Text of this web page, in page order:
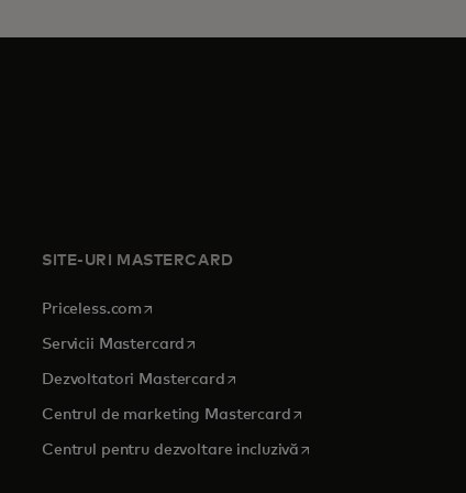
SITE-URI MASTERCARD
Priceless.com opens in a new tab
Servicii Mastercard opens in a new tab
Dezvoltatori Mastercardopens in a new tab
Centrul de marketing Mastercardopens in a new tab
Centrul pentru dezvoltare incluzivă opens in a new tab